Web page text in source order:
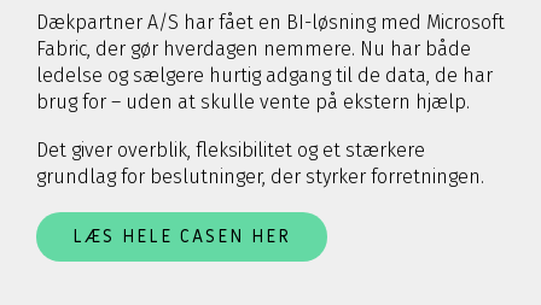
Dækpartner A/S har fået en BI-løsning med Microsoft
Fabric, der gør hverdagen nemmere. Nu har både
ledelse og sælgere hurtig adgang til de data, de har
brug for – uden at skulle vente på ekstern hjælp.
Det giver overblik, fleksibilitet og et stærkere
grundlag for beslutninger, der styrker forretningen.
LÆS HELE CASEN HER